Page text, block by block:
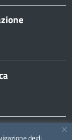
degli